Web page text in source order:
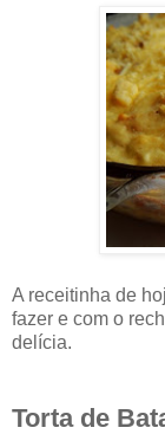
A receitinha de
fazer e com o
delícia.
Torta de